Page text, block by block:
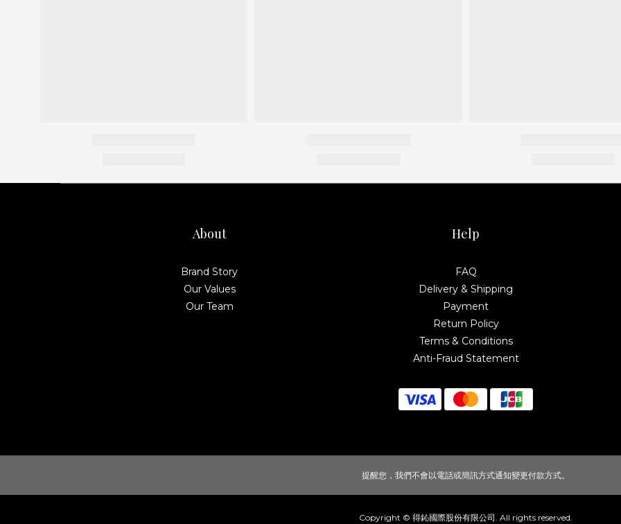
About
Brand Story
Our Values
Our Team
Help
FAQ
Delivery & Shipping
Payment
Return Policy
Terms & Conditions
Anti-Fraud Statement
提醒您，我們不會以電話或簡訊方式通知變更付款方式。
Copyright © 得鈊國際股份有限公司. All rights reserved.